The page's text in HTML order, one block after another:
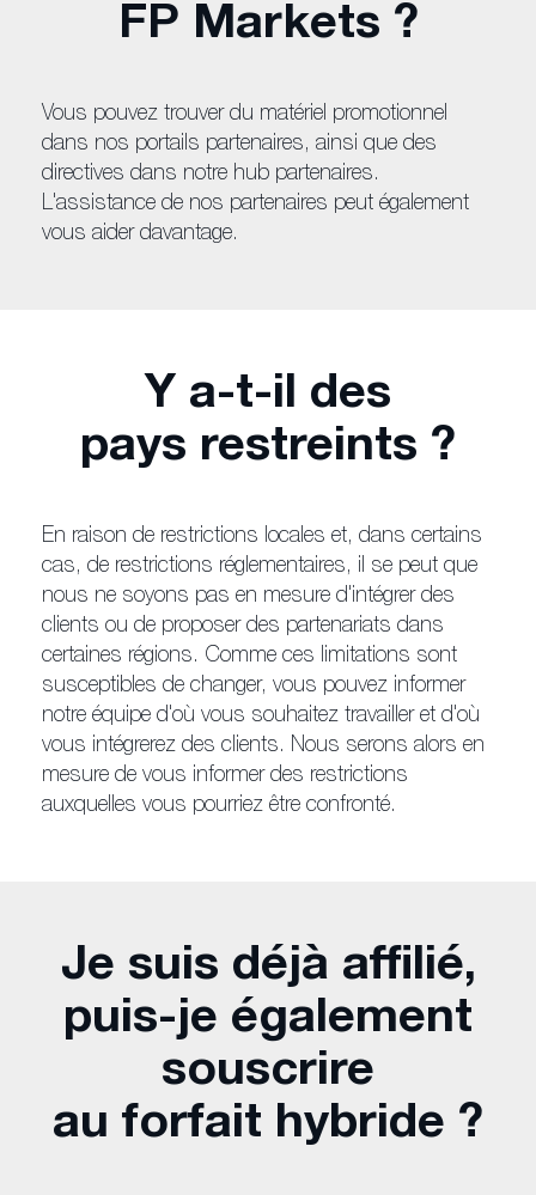
FP Markets ?
Vous pouvez trouver du matériel promotionnel
dans nos portails partenaires, ainsi que des
directives dans notre hub partenaires.
L'assistance de nos partenaires peut également
vous aider davantage.
Y a-t-il des
pays restreints ?
En raison de restrictions locales et, dans certains
cas, de restrictions réglementaires, il se peut que
nous ne soyons pas en mesure d'intégrer des
clients ou de proposer des partenariats dans
certaines régions. Comme ces limitations sont
susceptibles de changer, vous pouvez informer
notre équipe d'où vous souhaitez travailler et d'où
vous intégrerez des clients. Nous serons alors en
mesure de vous informer des restrictions
auxquelles vous pourriez être confronté.
Je suis déjà affilié,
puis-je également
souscrire
au forfait hybride ?